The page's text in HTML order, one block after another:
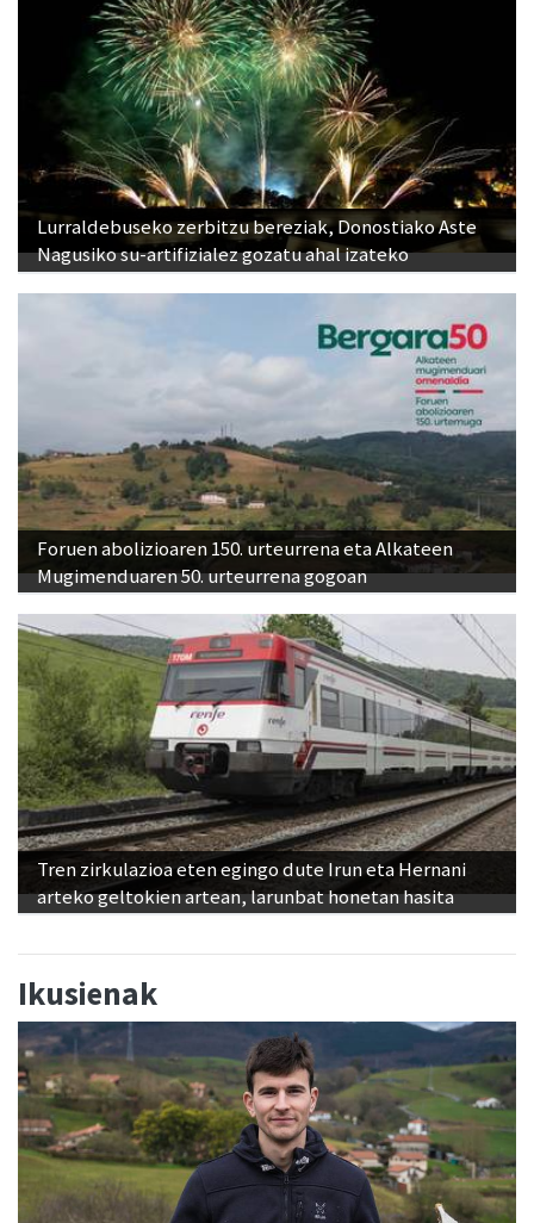
Lurraldebuseko zerbitzu bereziak, Donostiako Aste
Foruen abolizioaren 150. urteurrena eta Alkateen
Mugimenduaren 50. urteurrena gogoan
Tren zirkulazioa eten egingo dute Irun eta Hernani
arteko geltokien artean, larunbat honetan hasita
Ikusienak